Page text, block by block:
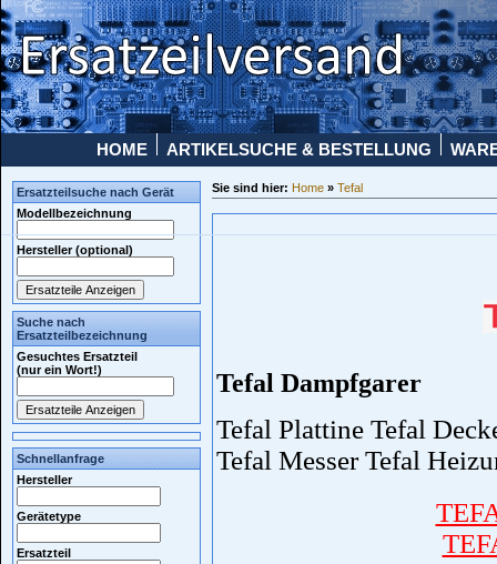
HOME ARTIKELSUCHE & BESTELLUNG
Ersatzteilsuche nach Gerät
Modellbezeichnung
Hersteller (optional)
Suche nach
Ersatzteilbezeichnung
Gesuchtes Ersatzteil
(nur ein Wort!)
Schnellanfrage
Hersteller
Gerätetype
Ersatzteil
Sie sind hier: Home » Tefal
Tefal Dampfgarer
Tefal Plattine Tefal
Tefal Messer Tefal